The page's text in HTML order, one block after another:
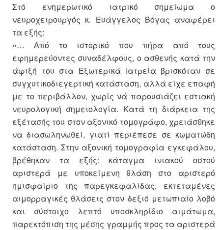
Στό ενημερωτικό ιατρικό σημείωμα ο
νευροχειρουργός κ. Ευάγγελος Βόγας αναφέρει
τα εξής:
«… Από το ιστορικό που πήρα από τους
εφημερεύοντες συναδέλφους, ο ασθενής κατά την
άφιξή του στα Εξωτερικά Ιατρεία βρισκόταν σε
συγχυτικοδιεγερτική κατάσταση, αλλά είχε επαφή
με το περιβάλλον, χωρίς νά παρουσιάζει εστιακή
νευρολογική σημειολογία. Κατά τη διάρκεια της
εξέτασής του στον αξονικό τομογράφο, χρειάσθηκε
να διασωληνωθεί, γιατί περιέπεσε σε κωματώδη
κατάσταση. Στην αξονική τομογραφία εγκεφάλου,
βρέθηκαν τα εξής: κάταγμα ινιακού οστού
αριστερά με υποκείμενη θλάση στο αριστερό
ημισφαίριο της παρεγκεφαλίδας, εκτεταμένες
αιμορραγικές θλάσεις στον δεξιό μετωπιαίο λοβό
και σύστοιχο λεπτό υποσκληρίδιο αιμάτωμα,
παρεκτόπιση της μέσης γραμμής προς τα αριστερά